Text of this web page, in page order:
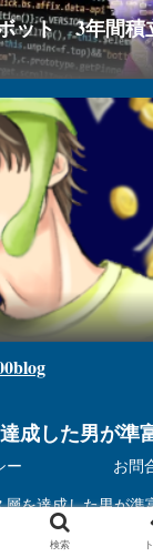
ット 3年間積
成した男が準
ー お問
層を達成した男が準
検索